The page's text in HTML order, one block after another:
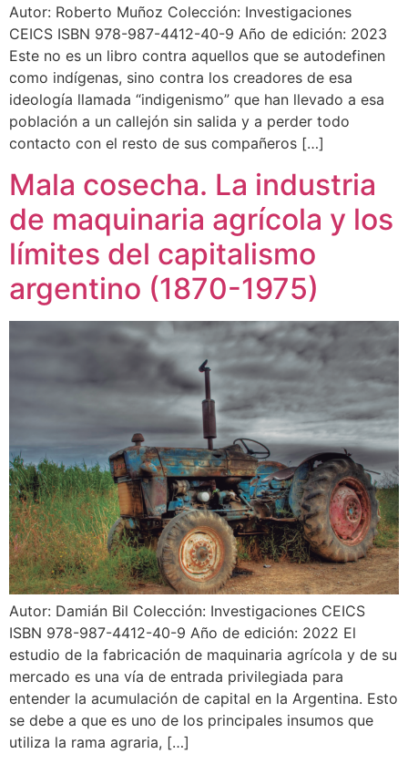
Autor: Roberto Muñoz Colección: Investigaciones
CEICS ISBN 978-987-4412-40-9 Año de edición: 2023
Este no es un libro contra aquellos que se autodefinen
como indígenas, sino contra los creadores de esa
ideología llamada “indigenismo” que han llevado a esa
población a un callejón sin salida y a perder todo
contacto con el resto de sus compañeros […]
Mala cosecha. La industria
de maquinaria agrícola y los
límites del capitalismo
argentino (1870-1975)
Autor: Damián Bil Colección: Investigaciones CEICS
ISBN 978-987-4412-40-9 Año de edición: 2022 El
estudio de la fabricación de maquinaria agrícola y de su
mercado es una vía de entrada privilegiada para
entender la acumulación de capital en la Argentina. Esto
se debe a que es uno de los principales insumos que
utiliza la rama agraria, […]